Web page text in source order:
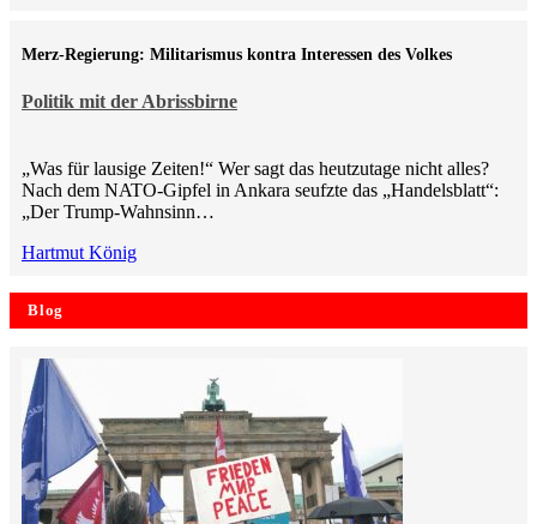
Politik mit der Abrissbirne
Merz-Regierung: Militarismus kontra Inte­ressen des Volkes
„Was für lausige Zeiten!“ Wer sagt das heutzutage nicht alles?
Nach dem NATO-Gipfel in Ankara seufzte das „Handelsblatt“:
„Der Trump-Wahnsinn…
Hartmut König
Blog